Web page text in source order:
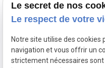
A propos
Le secret de nos
Le respect de votre
Notre site utilise des
navigation et vous offrir un
strictement nécessaires